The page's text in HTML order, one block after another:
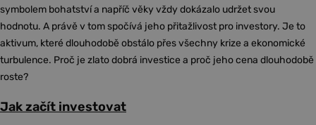
symbolem bohatství a napříč věky vždy dokázalo udržet svou
hodnotu. A právě v tom spočívá jeho přitažlivost pro investory. Je to
aktivum, které dlouhodobě obstálo přes všechny krize a ekonomické
turbulence. Proč je zlato dobrá investice a proč jeho cena dlouhodobě
roste?
Jak začít investovat